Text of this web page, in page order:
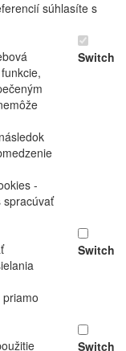
súhlasíte s
-
spracúvať
Switch
Switch
Switch